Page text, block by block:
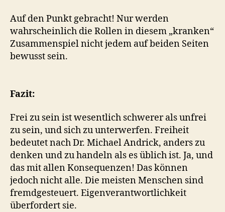
Auf den Punkt gebracht! Nur werden
wahrscheinlich die Rollen in diesem „kranken“
Zusammenspiel nicht jedem auf beiden Seiten
bewusst sein.
Fazit:
Frei zu sein ist wesentlich schwerer als unfrei
zu sein, und sich zu unterwerfen. Freiheit
bedeutet nach Dr. Michael Andrick, anders zu
denken und zu handeln als es üblich ist. Ja, und
das mit allen Konsequenzen! Das können
jedoch nicht alle. Die meisten Menschen sind
fremdgesteuert. Eigenverantwortlichkeit
überfordert sie.